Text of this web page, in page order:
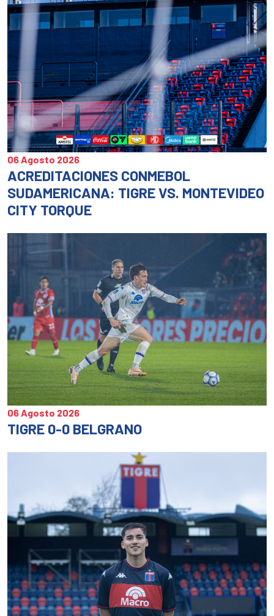
06 Agosto 2026
ACREDITACIONES CONMEBOL
SUDAMERICANA: TIGRE VS. MONTEVIDEO
CITY TORQUE
06 Agosto 2026
TIGRE 0-0 BELGRANO